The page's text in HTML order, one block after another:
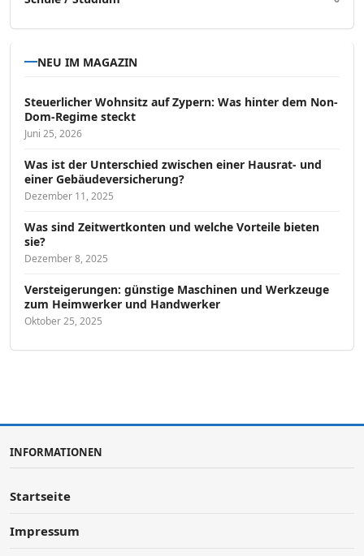
NEU IM MAGAZIN
Steuerlicher Wohnsitz auf Zypern: Was hinter dem Non-
Dom-Regime steckt
Juni 25, 2026
Was ist der Unterschied zwischen einer Hausrat- und
einer Gebäudeversicherung?
Dezember 11, 2025
Was sind Zeitwertkonten und welche Vorteile bieten
sie?
Dezember 8, 2025
Versteigerungen: günstige Maschinen und Werkzeuge
zum Heimwerker und Handwerker
Oktober 25, 2025
INFORMATIONEN
Startseite
Impressum